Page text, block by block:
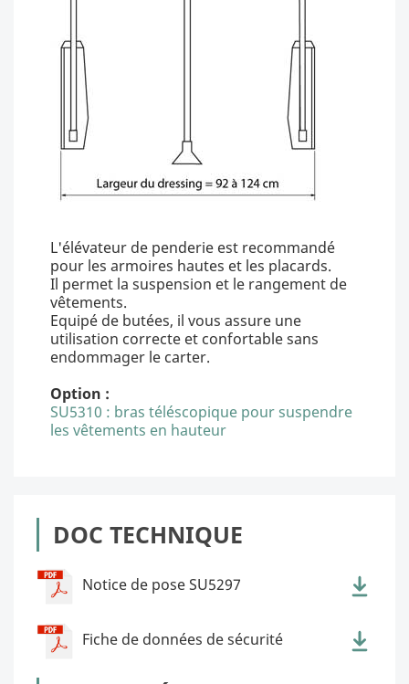
L'élévateur de penderie est recommandé
pour les armoires hautes et les placards.
Il permet la suspension et le rangement de
vêtements.
Equipé de butées, il vous assure une
utilisation correcte et confortable sans
endommager le carter.
Option :
SU5310 : bras téléscopique pour suspendre
les vêtements en hauteur
DOC TECHNIQUE
Notice de pose SU5297
Fiche de données de sécurité